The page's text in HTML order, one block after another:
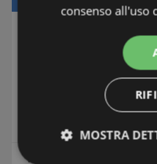
L' Appartamento
-Nord
: Ottime
Расстояние от моря: 50
Площадь:
consenso all'uso
MOSTRA